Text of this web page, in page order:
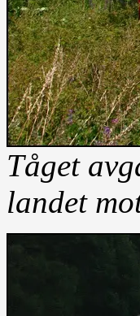
Tåget
landet